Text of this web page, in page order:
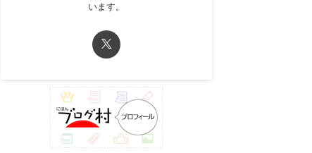
います。